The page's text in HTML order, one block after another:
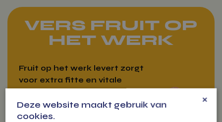
VERS FRUIT OP
HET WERK
Fruit op het werk levert zorgt
voor extra fitte en vitale
(s)peer gaan!
×
Deze website maakt gebruik van
cookies.